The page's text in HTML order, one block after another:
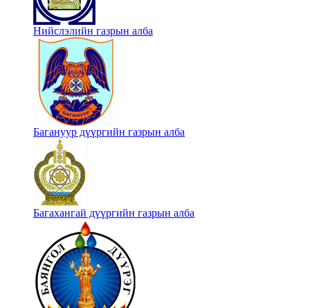
Нийслэлийн газрын алба
Багануур дүүргийн газрын алба
Багахангай дүүргийн газрын алба